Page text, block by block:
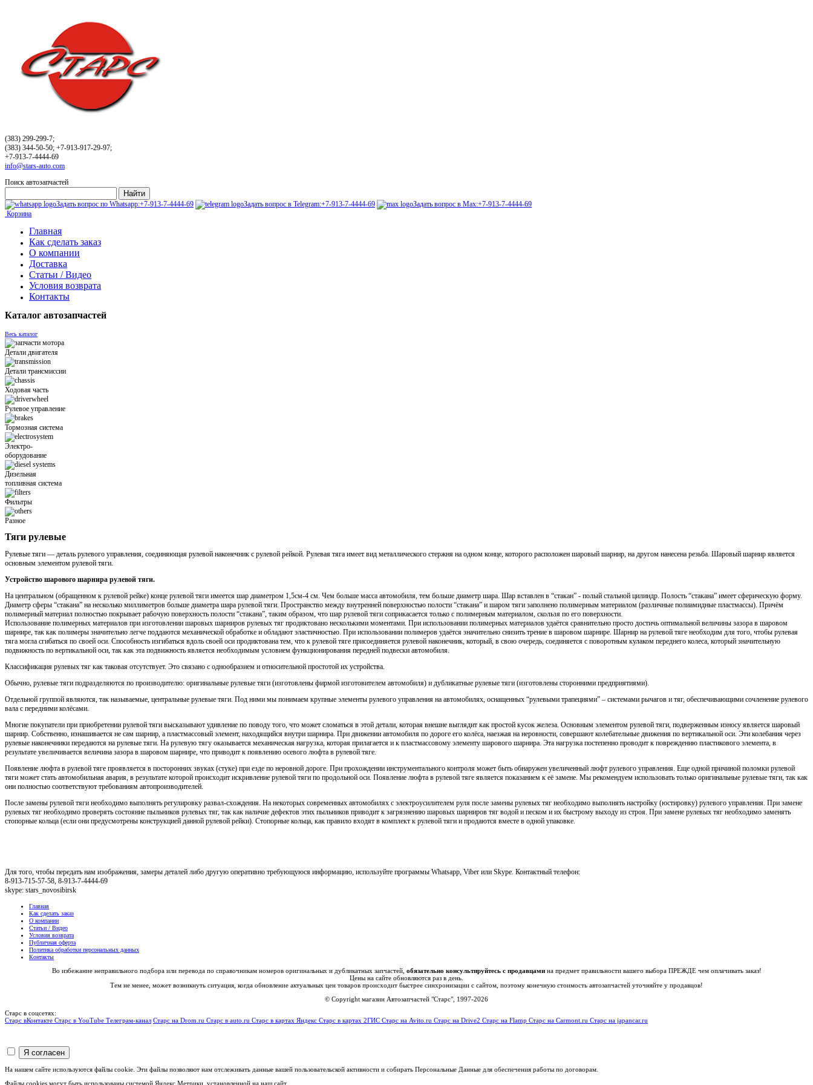
(383) 299-299-7;
(383) 344-50-50; +7-913-917-29-97;
+7-913-7-4444-69
info@stars-auto.com
Поиск автозапчастей
Задать вопрос по Whatsapp:+7-913-7-4444-69 Задать вопрос в Telegram:+7-913-7-4444-69 Задать вопрос в Max:+7-913-7-4444-69
Корзина
Главная
Как сделать заказ
О компании
Доставка
Статьи / Видео
Условия возврата
Контакты
Каталог автозапчастей
Весь каталог
Детали двигателя
Детали трансмиссии
Ходовая часть
Рулевое управление
Тормозная система
Электро-
оборудование
Дизельная
топливная система
Фильтры
Разное
Тяги рулевые
Рулевые тяги — деталь рулевого управления, соединяющая рулевой наконечник с рулевой рейкой. Рулевая тяга имеет вид металлического стержня на одном конце, которого расположен шаровый шарнир, на другом нанесена резьба. Шаровый шарнир является
основным элементом рулевой тяги.
Устройство шарового шарнира рулевой тяги.
На центральном (обращенном к рулевой рейке) конце рулевой тяги имеется шар диаметром 1,5см-4 см. Чем больше масса автомобиля, тем больше диаметр шара. Шар вставлен в “стакан” - полый стальной цилиндр. Полость “стакана” имеет сферическую форму.
Диаметр сферы “стакана” на несколько миллиметров больше диаметра шара рулевой тяги. Пространство между внутренней поверхностью полости “стакана” и шаром тяги заполнено полимерным материалом (различные полиамидные пластмассы). Причём
полимерный материал полностью покрывает рабочую поверхность полости “стакана”, таким образом, что шар рулевой тяги соприкасается только с полимерным материалом, скользя по его поверхности.
Использование полимерных материалов при изготовлении шаровых шарниров рулевых тяг продиктовано несколькими моментами. При использовании полимерных материалов удаётся сравнительно просто достичь оптимальной величины зазора в шаровом
шарнире, так как полимеры значительно легче поддаются механической обработке и обладают эластичностью. При использовании полимеров удаётся значительно снизить трение в шаровом шарнире. Шарнир на рулевой тяге необходим для того, чтобы рулевая
тяга могла сгибаться по своей оси. Способность изгибаться вдоль своей оси продиктована тем, что к рулевой тяге присоединяется рулевой наконечник, который, в свою очередь, соединяется с поворотным кулаком переднего колеса, который значительную
подвижность по вертикальной оси, так как эта подвижность является необходимым условием функционирования передней подвески автомобиля.
Классификация рулевых тяг как таковая отсутствует. Это связано с однообразием и относительной простотой их устройства.
Обычно, рулевые тяги подразделяются по производителю: оригинальные рулевые тяги (изготовлены фирмой изготовителем автомобиля) и дубликатные рулевые тяги (изготовлены сторонними предприятиями).
Отдельной группой являются, так называемые, центральные рулевые тяги. Под ними мы понимаем крупные элементы рулевого управления на автомобилях, оснащенных “рулевыми трапециями” – системами рычагов и тяг, обеспечивающими сочленение рулевого
вала с передними колёсами.
Многие покупатели при приобретении рулевой тяги высказывают удивление по поводу того, что может сломаться в этой детали, которая внешне выглядит как простой кусок железа. Основным элементом рулевой тяги, подверженным износу является шаровый
шарнир. Собственно, изнашивается не сам шарнир, а пластмассовый элемент, находящийся внутри шарнира. При движении автомобиля по дороге его колёса, наезжая на неровности, совершают колебательные движения по вертикальной оси. Эти колебания через
рулевые наконечники передаются на рулевые тяги. На рулевую тягу оказывается механическая нагрузка, которая прилагается и к пластмассовому элементу шарового шарнира. Эта нагрузка постепенно проводит к повреждению пластикового элемента, в
результате увеличивается величина зазора в шаровом шарнире, что приводит к появлению осевого люфта в рулевой тяге.
Появление люфта в рулевой тяге проявляется в посторонних звуках (стуке) при езде по неровной дороге. При прохождении инструментального контроля может быть обнаружен увеличенный люфт рулевого управления. Еще одной причиной поломки рулевой
тяги может стать автомобильная авария, в результате которой происходит искривление рулевой тяги по продольной оси. Появление люфта в рулевой тяге является показанием к её замене. Мы рекомендуем использовать только оригинальные рулевые тяги, так как
они полностью соответствуют требованиям автопроизводителей.
После замены рулевой тяги необходимо выполнять регулировку развал-схождения. На некоторых современных автомобилях с электроусилителем руля после замены рулевых тяг необходимо выполнять настройку (юстировку) рулевого управления. При замене
рулевых тяг необходимо проверять состояние пыльников рулевых тяг, так как наличие дефектов этих пыльников приводит к загрязнению шаровых шарниров тяг водой и песком и их быстрому выходу из строя. При замене рулевых тяг необходимо заменять
стопорные кольца (если они предусмотрены конструкцией данной рулевой рейки). Стопорные кольца, как правило входят в комплект к рулевой тяги и продаются вместе в одной упаковке.
Для того, чтобы передать нам изображения, замеры деталей либо другую оперативно требующуюся информацию, используйте программы Whatsapp, Viber или Skype. Контактный телефон:
8-913-715-57-58, 8-913-7-4444-69
skype: stars_novosibirsk
Главная
Как сделать заказ
О компании
Статьи / Видео
Условия возврата
Публичная оферта
Политика обработки персональных данных
Контакты
Во избежание неправильного подбора или перевода по справочникам номеров оригинальных и дубликатных запчастей, обязательно консультируйтесь с продавцамина предмет правильности вашего выбора ПРЕЖДЕ чем оплачивать заказ!
Цены на сайте обновляются раз в день.
Тем не менее, может возникнуть ситуация, когда обновление актуальных цен товаров происходит быстрее синхронизации с сайтом, поэтому конечную стоимость автозапчастей уточняйте у продавцов!
© Copyright магазин Автозапчастей "Старс", 1997-2026
Старс в соцсетях:
Старс вКонтакте Старс в YouTube Телеграм-канал Старс на Drom.ru Старс в auto.ru Старс в картах Яндекс Старс в картах 2ГИС Старс на Avito.ru Старс на Drive2 Старс на Flamp Старс на Carmont.ru Старс на japancar.ru
На нашем сайте используются файлы cookie. Эти файлы позволяют нам отслеживать данные вашей пользовательской активности и собирать Персональные Данные для обеспечения работы по договорам.
Файлы cookies могут быть использованы системой Яндекс.Метрики, установленной на наш сайт.